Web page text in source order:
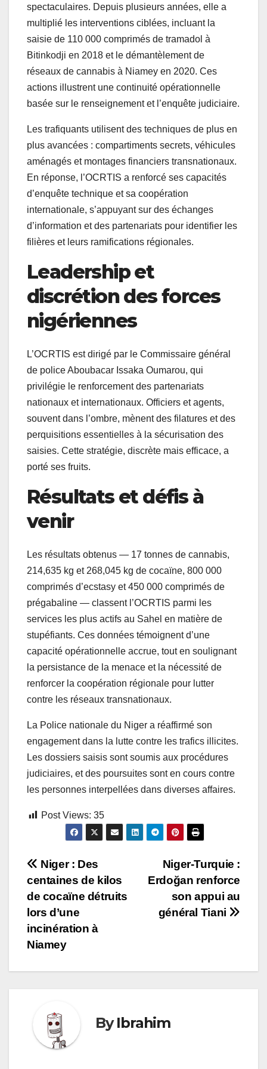
spectaculaires. Depuis plusieurs années, elle a
multiplié les interventions ciblées, incluant la
saisie de 110 000 comprimés de tramadol à
Bitinkodji en 2018 et le démantèlement de
réseaux de cannabis à Niamey en 2020. Ces
actions illustrent une continuité opérationnelle
basée sur le renseignement et l’enquête judiciaire.
Les trafiquants utilisent des techniques de plus en
plus avancées : compartiments secrets, véhicules
aménagés et montages financiers transnationaux.
En réponse, l’OCRTIS a renforcé ses capacités
d’enquête technique et sa coopération
internationale, s’appuyant sur des échanges
d’information et des partenariats pour identifier les
filières et leurs ramifications régionales.
Leadership et
discrétion des forces
nigériennes
L’OCRTIS est dirigé par le Commissaire général
de police Aboubacar Issaka Oumarou, qui
privilégie le renforcement des partenariats
nationaux et internationaux. Officiers et agents,
souvent dans l’ombre, mènent des filatures et des
perquisitions essentielles à la sécurisation des
saisies. Cette stratégie, discrète mais efficace, a
porté ses fruits.
Résultats et défis à
venir
Les résultats obtenus — 17 tonnes de cannabis,
214,635 kg et 268,045 kg de cocaïne, 800 000
comprimés d’ecstasy et 450 000 comprimés de
prégabaline — classent l’OCRTIS parmi les
services les plus actifs au Sahel en matière de
stupéfiants. Ces données témoignent d’une
capacité opérationnelle accrue, tout en soulignant
la persistance de la menace et la nécessité de
renforcer la coopération régionale pour lutter
contre les réseaux transnationaux.
La Police nationale du Niger a réaffirmé son
engagement dans la lutte contre les trafics illicites.
Les dossiers saisis sont soumis aux procédures
judiciaires, et des poursuites sont en cours contre
les personnes interpellées dans diverses affaires.
Post Views: 35
Navigation
de
l’article
Niger-Turquie :
Erdoğan renforce
son appui au
général Tiani
Niger : Des
centaines de kilos
de cocaïne détruits
lors d’une
incinération à
Niamey
ByIbrahim